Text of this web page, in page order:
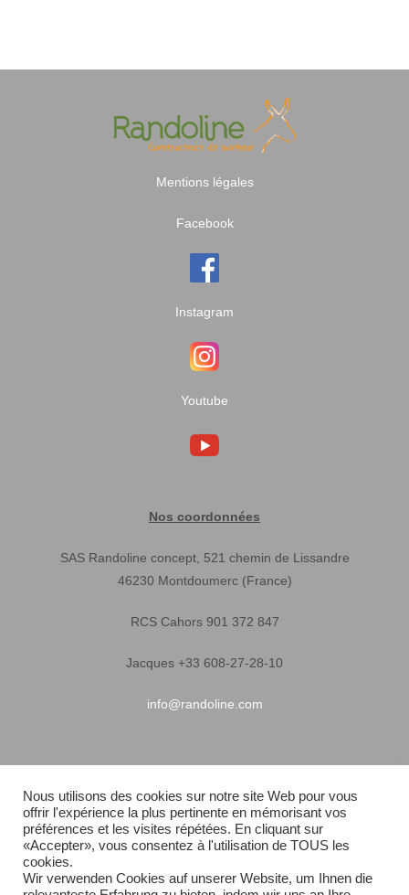
Mentions légales
Facebook
Instagram
Youtube
Nos coordonnées
SAS Randoline concept, 521 chemin de Lissandre
46230 Montdoumerc (France)
RCS Cahors 901 372 847
Jacques +33 608-27-28-10
info@randoline.com
Garantie matériel
Conditions générales de vente
Nous utilisons des cookies sur notre site Web pour vous
offrir l'expérience la plus pertinente en mémorisant vos
préférences et les visites répétées. En cliquant sur
«Accepter», vous consentez à l'utilisation de TOUS les
cookies.
Wir verwenden Cookies auf unserer Website, um Ihnen die